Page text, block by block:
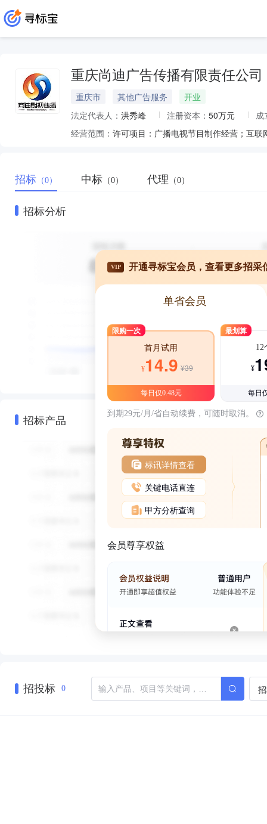
重庆尚迪广告传播有限责任公司
重庆市 其他广告服务
开业
法定代表人： 洪秀峰 注册资本： 50万元
成
经营范围：
招标 （0） 中标 （0） 代理 （0）
招标分析
招标产品
VIP 开通寻标宝会员，查看更多招采
单省会员
限购一次
首月试用
¥14.9 ¥39
每日仅0.48元
最划算
12
¥
每日
到期29元/月/省自动续费，可随时取消。
标讯详情查看
关键电话直连
甲方分析查询
会员尊享权益
招投标 0